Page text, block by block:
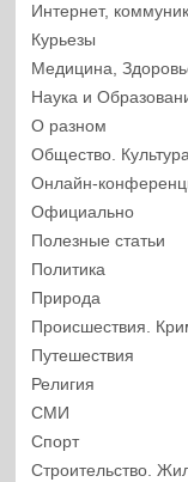
Интернет,
Курьезы
Медицина,
Наука и
О разном
Общество. Культура
Онлайн-
Официально
Полезные статьи
Политика
Природа
Происшествия.
Путешествия
Религия
СМИ
Спорт
Строительство.